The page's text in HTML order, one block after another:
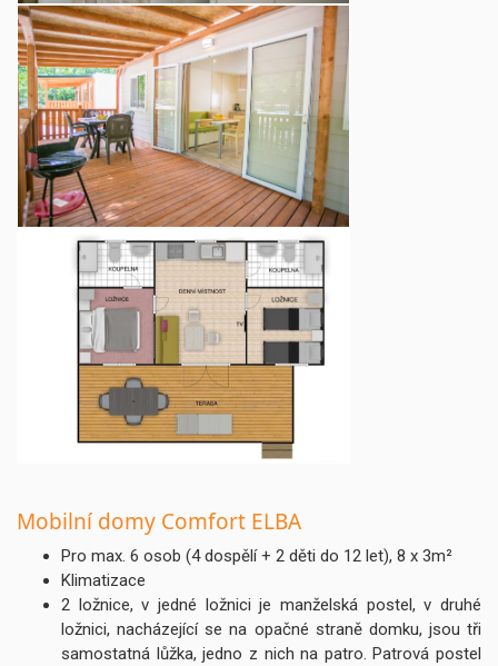
Mobilní domy Comfort ELBA
Pro max. 6 osob (4 dospělí + 2 děti do 12 let), 8 x 3m²
Klimatizace
2 ložnice, v jedné ložnici je manželská postel, v druhé
ložnici, nacházející se na opačné straně domku, jsou tři
samostatná lůžka, jedno z nich na patro. Patrová postel